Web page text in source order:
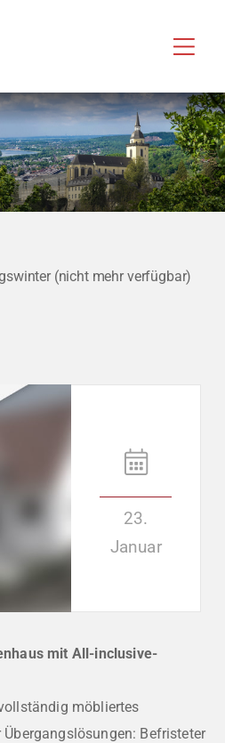
(nicht mehr verfügbar)
23.
Januar
mit All-inclusive-
möbliertes
Befristeter